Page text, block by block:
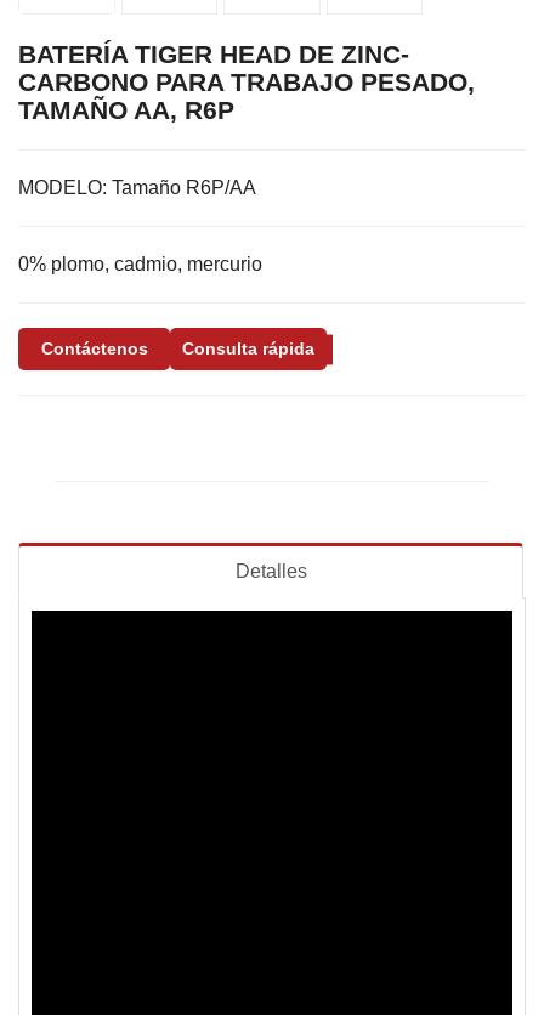
BATERÍA TIGER HEAD DE ZINC-
CARBONO PARA TRABAJO PESADO,
TAMAÑO AA, R6P
MODELO: Tamaño R6P/AA
0% plomo, cadmio, mercurio
Contáctenos Consulta rápida
Detalles